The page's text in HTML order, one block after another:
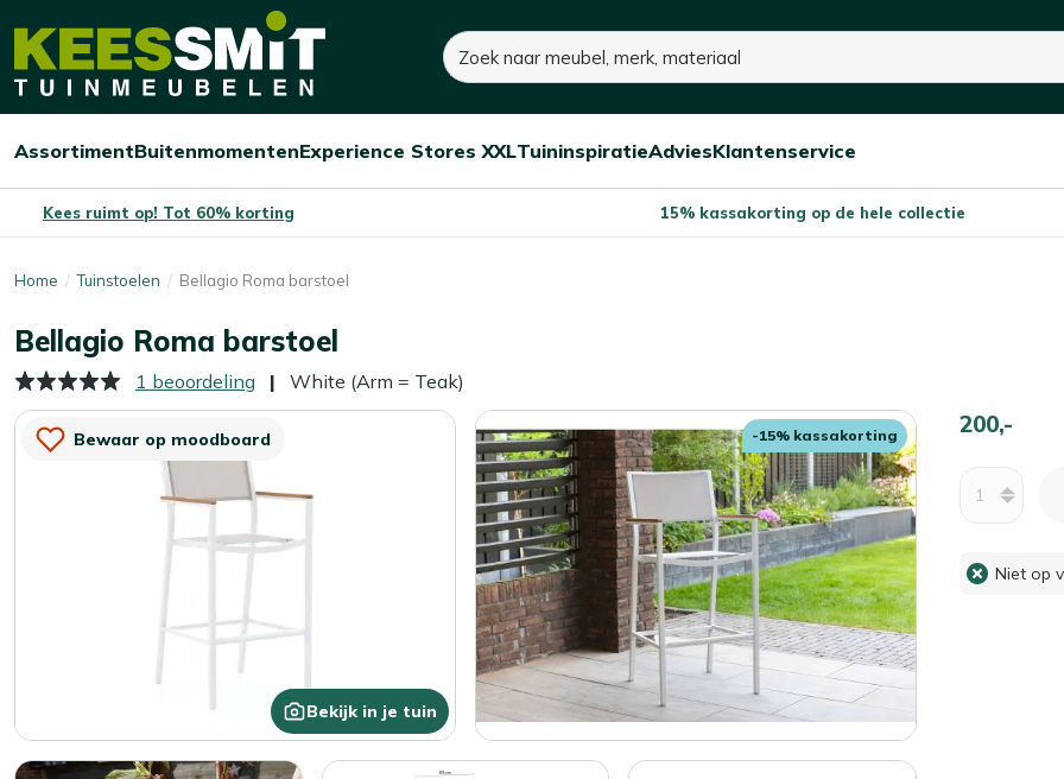
Kees
Tuinmeubelen
Zoeken
Open/sluit
Assortiment
Open/sluit
Buitenmomenten
Open/sluit
Experience Stores XXL
Open/sluit
Tuininspiratie
Open/sluit
Advies
Open/sluit
Klantenservice
Kees ruimt op! Tot 60% korting 15% kassakorting op de hele collectie
Home Tuinstoelen Bellagio Roma barstoel
Bellagio Roma barstoel
White (Arm = Teak)
1 beoordeling
Bewaar op moodboard
Bekijk in je tuin
-15% kassakorting 200,-
200,- Dit product is niet op voorraad
Niet op